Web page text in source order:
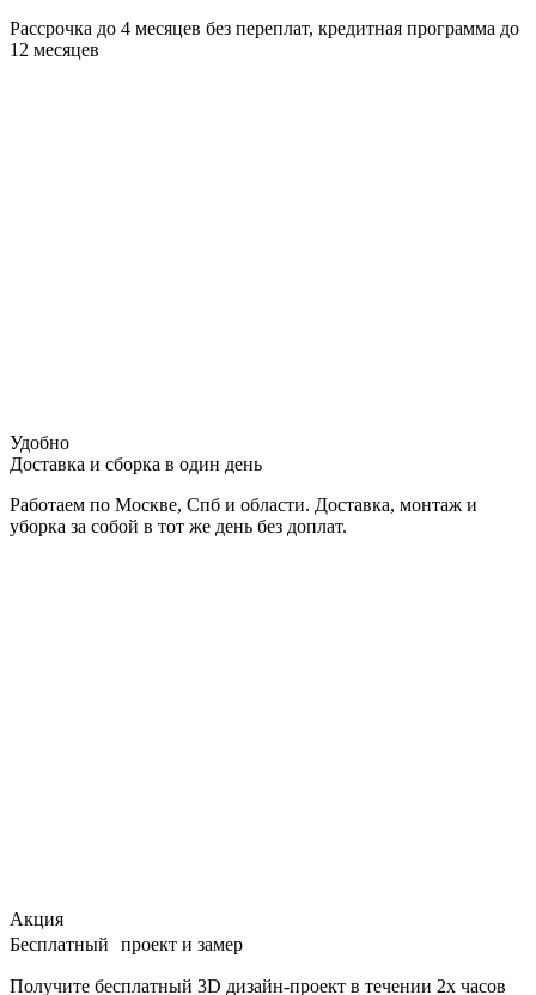
Рассрочка до 4 месяцев без переплат, кредитная программа до
12 месяцев
Удобно
Доставка и сборка в один день
Работаем по Москве, Спб и области. Доставка, монтаж и
уборка за собой в тот же день без доплат.
Акция
Бесплатный проект и замер
Получите бесплатный 3D дизайн-проект в течении 2х часов